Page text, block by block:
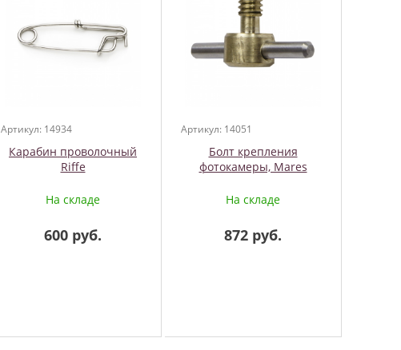
Артикул: 14934
Карабин проволочный
Riffe
На складе
600 руб.
Артикул: 14051
Болт крепления
фотокамеры, Mares
На складе
872 руб.